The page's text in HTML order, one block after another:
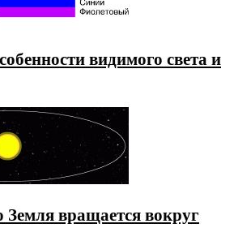
видимого света и
вращается вокруг